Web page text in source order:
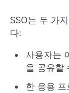
SSO는 두 가
다:
사용자는
을 공유할
한 응용